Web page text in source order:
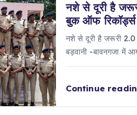
नशे से दूरी है
बुक ऑफ रिकॉर्ड्स
नशे से दूरी है जरूरी 2.0
बड़वानी -बावनगजा में
Continue